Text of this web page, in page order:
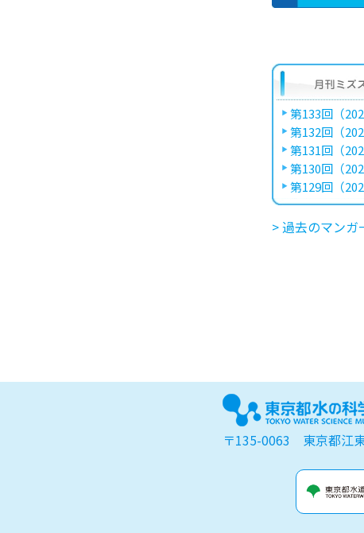
第133回（
第132回（
第131回（
第130回（
第129回（
> 過去のマンガ
〒135-0063 東京都江